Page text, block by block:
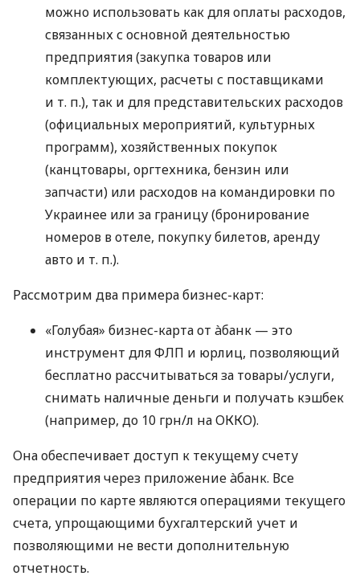
можно использовать как для оплаты расходов,
связанных с основной деятельностью
предприятия (закупка товаров или
комплектующих, расчеты с поставщиками
и т. п.), так и для представительских расходов
(официальных мероприятий, культурных
программ), хозяйственных покупок
(канцтовары, оргтехника, бензин или
запчасти) или расходов на командировки по
Украинее или за границу (бронирование
номеров в отеле, покупку билетов, аренду
авто и т. п.).
Рассмотрим два примера бизнес-карт:
«Голубая» бизнес-карта от àбанк — это
инструмент для ФЛП и юрлиц, позволяющий
бесплатно рассчитываться за товары/услуги,
снимать наличные деньги и получать кэшбек
(например, до 10 грн/л на ОККО).
Она обеспечивает доступ к текущему счету
предприятия через приложение àбанк. Все
операции по карте являются операциями текущего
счета, упрощающими бухгалтерский учет и
позволяющими не вести дополнительную
отчетность.